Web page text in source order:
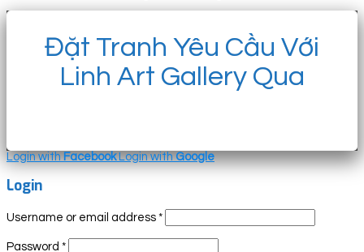
Đặt Tranh Yêu Cầu Với
Linh Art Gallery Qua
Login withFacebook Login withGoogle
Login
Username or email address *
Password *